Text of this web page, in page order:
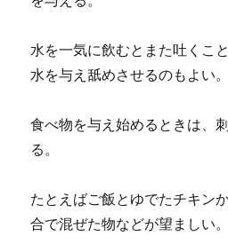
水を一気に飲むとまた吐くこ
水を与え舐めさせるのもよい。
食べ物を与え始めるときは、
る。
たとえばご飯とゆでたチキン
合で混ぜた物などが望ましい。